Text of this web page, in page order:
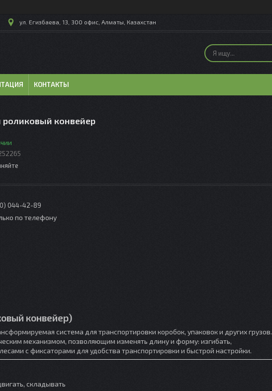
ул. Егизбаева, 13, 300 офис, Алматы, Казахстан
КОНТАКТЫ
роликовый конвейер
044-42-89
по телефону
конвейер)
система для транспортировки коробок, упаковок и других грузов.
механизмом, позволяющим изменять длину и форму: изгибать,
с фиксаторами для удобства транспортировки и быстрой настройки.
складывать